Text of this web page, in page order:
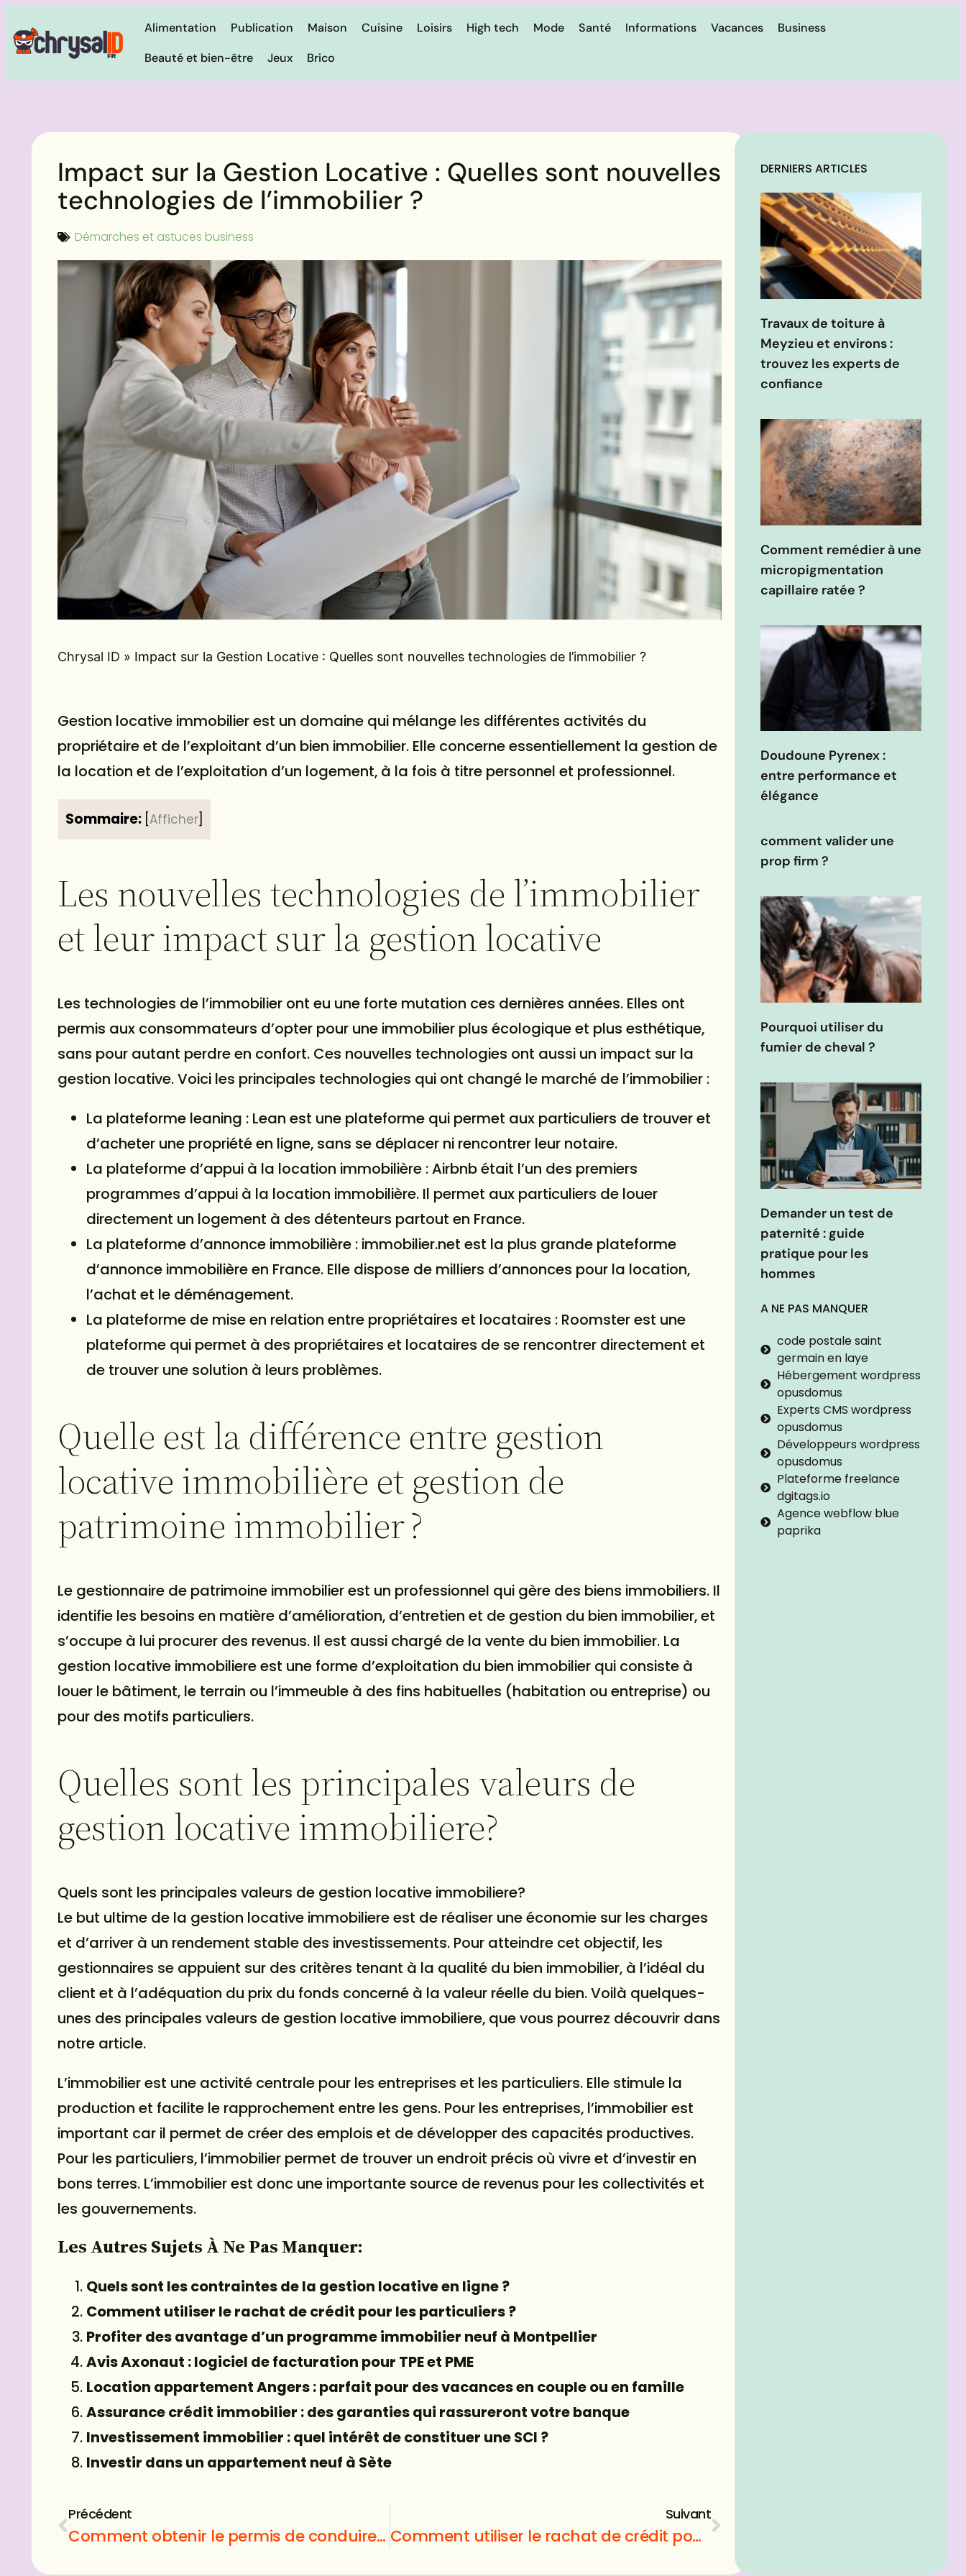
Alimentation Publication Maison Cuisine Loisirs High tech Mode Santé Informations Vacances
Business
Beauté et bien-être
Jeux Brico
Impact sur la Gestion Locative : Quelles sont nouvelles
technologies de l’immobilier ?
Démarches et astuces business
Chrysal ID » Impact sur la Gestion Locative : Quelles sont nouvelles technologies de l’immobilier ?
Gestion locative immobilier est un domaine qui mélange les différentes activités du
propriétaire et de l’exploitant d’un bien immobilier. Elle concerne essentiellement la gestion de
la location et de l’exploitation d’un logement, à la fois à titre personnel et professionnel.
Sommaire: Afficher
Les nouvelles technologies de l’immobilier
et leur impact sur la gestion locative
Les technologies de l’immobilier ont eu une forte mutation ces dernières années. Elles ont
permis aux consommateurs d’opter pour une immobilier plus écologique et plus esthétique,
sans pour autant perdre en confort. Ces nouvelles technologies ont aussi un impact sur la
gestion locative. Voici les principales technologies qui ont changé le marché de l’immobilier :
La plateforme leaning : Lean est une plateforme qui permet aux particuliers de trouver et
d’acheter une propriété en ligne, sans se déplacer ni rencontrer leur notaire.
La plateforme d’appui à la location immobilière : Airbnb était l’un des premiers
programmes d’appui à la location immobilière. Il permet aux particuliers de louer
directement un logement à des détenteurs partout en France.
La plateforme d’annonce immobilière : immobilier.net est la plus grande plateforme
d’annonce immobilière en France. Elle dispose de milliers d’annonces pour la location,
l’achat et le déménagement.
La plateforme de mise en relation entre propriétaires et locataires : Roomster est une
plateforme qui permet à des propriétaires et locataires de se rencontrer directement et
de trouver une solution à leurs problèmes.
Quelle est la différence entre gestion
locative immobilière et gestion de
patrimoine immobilier ?
Le gestionnaire de patrimoine immobilier est un professionnel qui gère des biens immobiliers. Il
identifie les besoins en matière d’amélioration, d’entretien et de gestion du bien immobilier, et
s’occupe à lui procurer des revenus. Il est aussi chargé de la vente du bien immobilier. La
gestion locative immobiliere est une forme d’exploitation du bien immobilier qui consiste à
louer le bâtiment, le terrain ou l’immeuble à des fins habituelles (habitation ou entreprise) ou
pour des motifs particuliers.
Quelles sont les principales valeurs de
gestion locative immobiliere?
Quels sont les principales valeurs de gestion locative immobiliere?
Le but ultime de la gestion locative immobiliere est de réaliser une économie sur les charges
et d’arriver à un rendement stable des investissements. Pour atteindre cet objectif, les
gestionnaires se appuient sur des critères tenant à la qualité du bien immobilier, à l’idéal du
client et à l’adéquation du prix du fonds concerné à la valeur réelle du bien. Voilà quelques-
unes des principales valeurs de gestion locative immobiliere, que vous pourrez découvrir dans
notre article.
L’immobilier est une activité centrale pour les entreprises et les particuliers. Elle stimule la
production et facilite le rapprochement entre les gens. Pour les entreprises, l’immobilier est
important car il permet de créer des emplois et de développer des capacités productives.
Pour les particuliers, l’immobilier permet de trouver un endroit précis où vivre et d’investir en
bons terres. L’immobilier est donc une importante source de revenus pour les collectivités et
les gouvernements.
Les Autres Sujets À Ne Pas Manquer:
Quels sont les contraintes de la gestion locative en ligne ?
Comment utiliser le rachat de crédit pour les particuliers ?
Profiter des avantage d’un programme immobilier neuf à Montpellier
Avis Axonaut : logiciel de facturation pour TPE et PME
Location appartement Angers : parfait pour des vacances en couple ou en famille
Assurance crédit immobilier : des garanties qui rassureront votre banque
Investissement immobilier : quel intérêt de constituer une SCI ?
Investir dans un appartement neuf à Sète
Précédent
Comment obtenir le permis de conduire : une histoire d’amour
Suivant
Comment utiliser le rachat de crédit pour les particuliers ?
DERNIERS ARTICLES
Travaux de toiture à
Meyzieu et environs :
trouvez les experts de
confiance
Comment remédier à une
micropigmentation
capillaire ratée ?
Doudoune Pyrenex :
entre performance et
élégance
comment valider une
prop firm ?
Pourquoi utiliser du
fumier de cheval ?
Demander un test de
paternité : guide
pratique pour les
hommes
A NE PAS MANQUER
code postale saint
germain en laye
Hébergement wordpress
opusdomus
Experts CMS wordpress
opusdomus
Développeurs wordpress
opusdomus
Plateforme freelance
dgitags.io
Agence webflow blue
paprika